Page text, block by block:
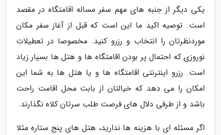
یکی دیگر از جنبه های مهم سفر مساله اقامتگاه در مقصد
است. توصیه اکید ما این است که قبل از آغاز سفر مکان
موردنظرتان را انتخاب و رزرو کنید. مخصوصا در تعطیلات
نوروزی که احتمال پر بودن اقامتگاه ها و هتل ها بسیار زیاد
است. رزرو اینترنتی اقامتگاه ها و یا هتل ها به شما این
امکان را می دهد که خیالتان از بابت محل اقامت راحت
باشد و از طرفی دلال های فرصت طلب سرتان کلاه نگذارند.
اگر مسئله ای با هزینه ها ندارید، هتل های پنج ستاره مثلا